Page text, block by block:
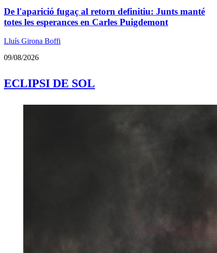
De l'aparició fugaç al retorn definitiu: Junts manté
totes les esperances en Carles Puigdemont
Lluís Girona Boffi
09/08/2026
ECLIPSI DE SOL